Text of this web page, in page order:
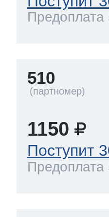
Предоплата
510
1150
Поступит
Предоплата